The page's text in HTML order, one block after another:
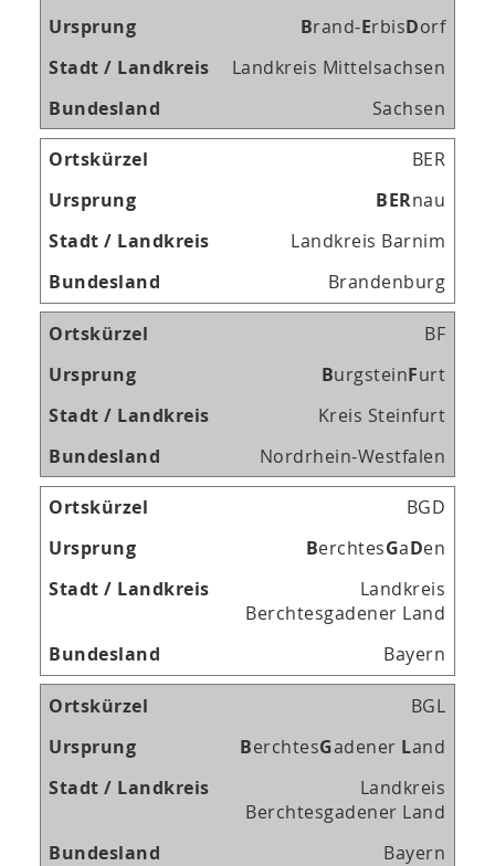
Brand-ErbisDorf
Landkreis Mittelsachsen
Sachsen
BER
BERnau
Landkreis Barnim
Brandenburg
BF
BurgsteinFurt
Kreis Steinfurt
Nordrhein-Westfalen
BGD
BerchtesGaDen
Landkreis
Berchtesgadener Land
Bayern
BGL
BerchtesGadener Land
Landkreis
Berchtesgadener Land
Bayern